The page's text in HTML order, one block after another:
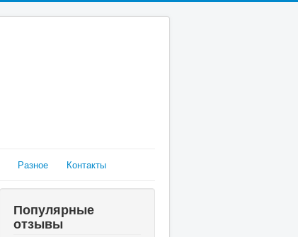
Разное Контакты
Популярные
отзывы